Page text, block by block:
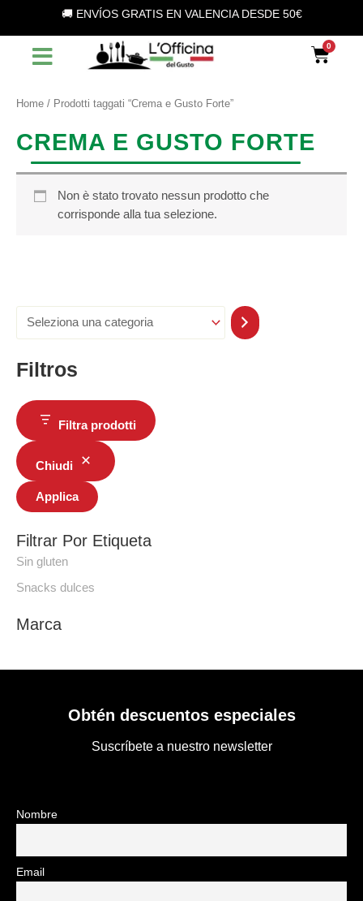
contenuto
🚚 ENVÍOS GRATIS EN VALENCIA DESDE 50€
l
o
u
a
Filtros
Filtra prodotti
Chiudi
Applica
Filtrar Por Etiqueta
Sin gluten
Snacks dulces
Marca
Home / Prodotti taggati “Crema e Gusto Forte”
CREMA E GUSTO FORTE
Non è stato trovato nessun prodotto che
corrisponde alla tua selezione.
Obtén descuentos especiales
Suscríbete a nuestro newsletter
Nombre
Email